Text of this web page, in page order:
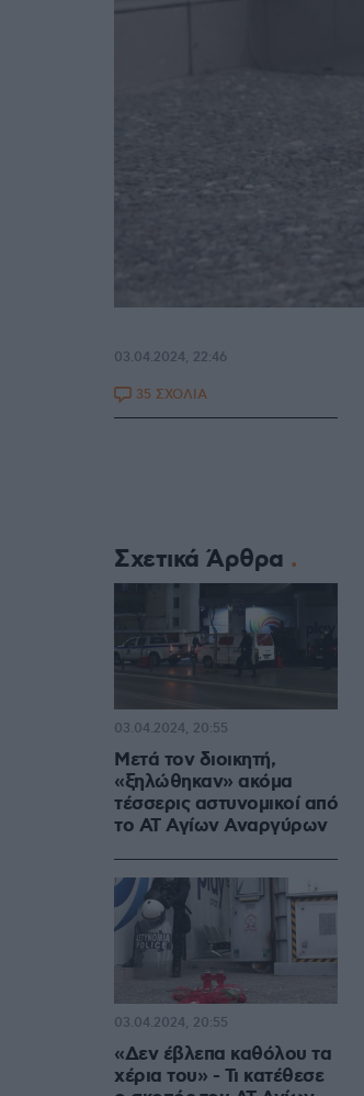
03.04.2024, 22:46
35 ΣΧΟΛΙΑ
Σχετικά Άρθρα
Μετά τον διοικητή,
«ξηλώθηκαν» ακόμα
τέσσερις αστυνομικοί από
το ΑΤ Αγίων Αναργύρων
03.04.2024, 20:55
«Δεν έβλεπα καθόλου τα
χέρια του» - Τι κατέθεσε
03.04.2024, 20:55